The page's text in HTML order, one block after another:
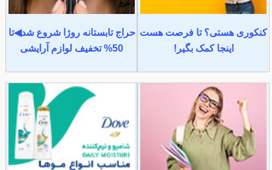
کنکوری هستی؟ تا فرصت هست
اینجا کمک بگیر!
حراج تابستانه روژا شروع شد◀تا
50% تخفیف لوازم آرایشی